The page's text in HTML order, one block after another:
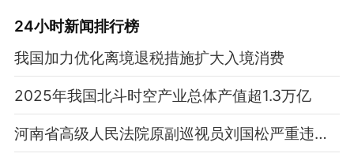
24小时新闻排行榜
我国加力优化离境退税措施扩大入境消费
2025年我国北斗时空产业总体产值超1.3万亿
河南省高级人民法院原副巡视员刘国松严重违纪违法被开除党籍